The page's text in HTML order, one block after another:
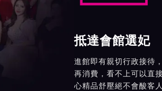
抵達會館選妃
進館即有親切行政接待
再消費，看不上可以直
心精品舒壓絕不會酸客